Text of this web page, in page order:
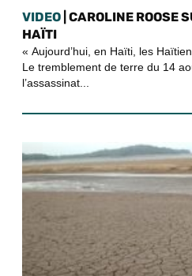
VIDEO | CAROLINE ROOSE
HAÏTI
« Aujourd’hui, en Haïti, les
Le tremblement de terre du 14
l’assassinat...